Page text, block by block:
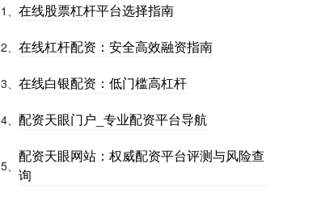
1、 在线股票杠杆平台选择指南
2、 在线杠杆配资：安全高效融资指南
3、 在线白银配资：低门槛高杠杆
4、 配资天眼门户_专业配资平台导航
5、
配资天眼网站：权威配资平台评测与风险查
询